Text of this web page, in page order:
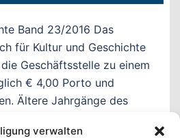
verwalten
Band 23/2016 Das
für Kultur und Geschichte
Geschäftsstelle zu einem
€ 4,00 Porto und
Ältere Jahrgänge des